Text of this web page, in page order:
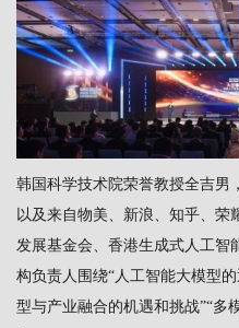
韩国科学技术院荣誉教授全吉男
以及来自物美、新浪、知乎、荣
发展基金会、香港生成式人工智
构负责人围绕“人工智能大模型
型与产业融合的机遇和挑战”“多